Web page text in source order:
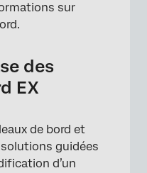
sur
des
EX
de bord et
solutions guidées
d’un